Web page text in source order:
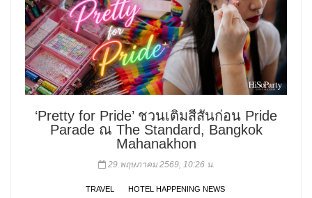
‘Pretty for Pride’ ชวนเติมสีสันก่อน Pride
Parade ณ The Standard, Bangkok
Mahanakhon
29 พฤษภาคม 2569, 10:26 น.
TRAVEL HOTEL HAPPENING NEWS